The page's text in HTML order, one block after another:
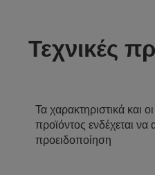
Τεχνικές
Τα χαρακτηριστικά και
προϊόντος ενδέχεται να
προειδοποίηση